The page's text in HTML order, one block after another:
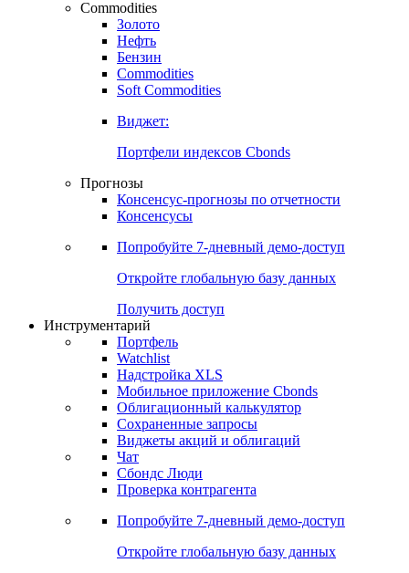
Commodities
Золото
Нефть
Бензин
Commodities
Soft Commodities
Виджет:
Портфели индексов Cbonds
Прогнозы
Консенсус-прогнозы по отчетности
Консенсусы
Попробуйте 7-дневный демо-доступ
Откройте глобальную базу данных
Получить доступ
Инструментарий
Портфель
Watchlist
Надстройка XLS
Мобильное приложение Cbonds
Облигационный калькулятор
Сохраненные запросы
Виджеты акций и облигаций
Чат
Сбондс Люди
Проверка контрагента
Попробуйте 7-дневный демо-доступ
Откройте глобальную базу данных